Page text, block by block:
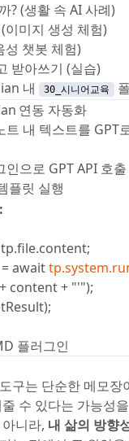
? (생활 속 AI 사례)
이미지 생성 체험)
성 챗봇 체험)
받아쓰기 (실습)
내 30_시니어교육
연동 자동화
내 텍스트를 GPT
으로 GPT API 호출
플릿 실행
await
content + "'");
플러그인
구는 단순한 메모장
수 있다는 가능성
니라, 내 삶의 방향